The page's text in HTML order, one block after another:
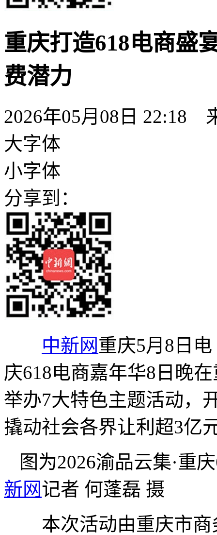
重庆打造618电商盛
费潜力
2026年05月08日 22:18
大字体
小字体
分享到：
中新网重庆5月8日
庆618电商嘉年华8日晚
举办7大特色主题活动，
撬动社会各界让利超3亿
图为2026渝品云集·重
新网记者 何蓬磊 摄
本次活动由重庆市商